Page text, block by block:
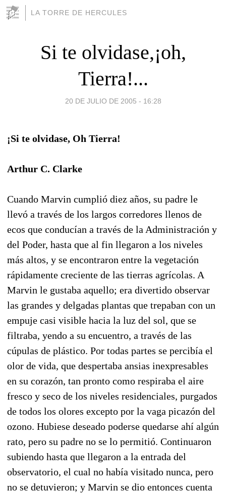
LA TORRE DE HERCULES
Si te olvidase,¡oh,
Tierra!...
20 DE JULIO DE 2005 - 16:28
¡Si te olvidase, Oh Tierra!
Arthur C. Clarke
Cuando Marvin cumplió diez años, su padre le
llevó a través de los largos corredores llenos de
ecos que conducían a través de la Administra­ción y
del Poder, hasta que al fin llegaron a los niveles
más altos, y se encontraron entre la vegeta­ción
rápidamente creciente de las tierras agrícolas. A
Marvin le gustaba aquello; era divertido obser­var
las grandes y delgadas plantas que trepaban con un
empuje casi visible hacia la luz del sol, que se
filtraba, yendo a su encuentro, a través de las
cúpulas de plástico. Por todas partes se percibía el
olor de vida, que despertaba ansias inexpresables
en su corazón, tan pronto como res­piraba el aire
fresco y seco de los niveles residen­ciales, purgados
de todos los olores excepto por la vaga picazón del
ozono. Hubiese deseado poderse quedarse ahí algún
rato, pero su padre no se lo per­mitió. Continuaron
subiendo hasta que llegaron a la entrada del
observatorio, el cual no había visitado nunca, pero
no se detuvieron; y Marvin se dio entonces cuenta